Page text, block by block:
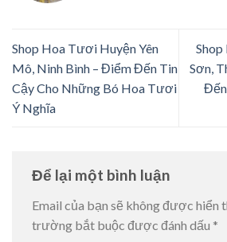
Shop Hoa Tươi Huyện Yên
Mô, Ninh Bình – Điểm Đến Tin
Cậy Cho Những Bó Hoa Tươi
Ý Nghĩa
Sơn,
Để lại một bình luận
Email của bạn sẽ không được hiển
trường bắt buộc được đánh dấu *